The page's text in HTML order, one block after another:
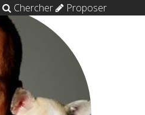
Chercher Proposer